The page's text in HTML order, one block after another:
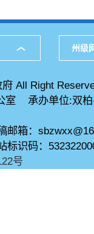
州级
All Right
室 承办单位:双
邮箱：
标识码：
号